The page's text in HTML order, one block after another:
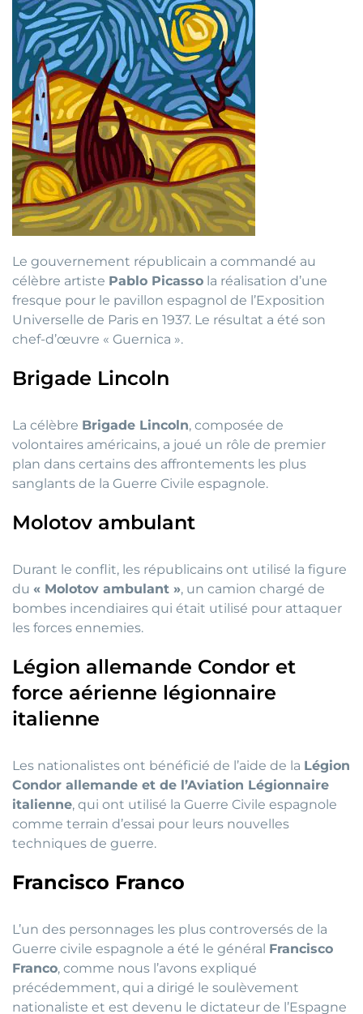
Le gouvernement républicain a commandé au
célèbre artiste Pablo Picasso la réalisation d’une
fresque pour le pavillon espagnol de l’Exposition
Universelle de Paris en 1937. Le résultat a été son
chef-d’œuvre « Guernica ».
Brigade Lincoln
La célèbre Brigade Lincoln, composée de
volontaires américains, a joué un rôle de premier
plan dans certains des affrontements les plus
sanglants de la Guerre Civile espagnole.
Molotov ambulant
Durant le conflit, les républicains ont utilisé la figure
du « Molotov ambulant », un camion chargé de
bombes incendiaires qui était utilisé pour attaquer
les forces ennemies.
Légion allemande Condor et
force aérienne légionnaire
italienne
Les nationalistes ont bénéficié de l’aide de la Légion
Condor allemande et de l’Aviation Légionnaire
italienne, qui ont utilisé la Guerre Civile espagnole
comme terrain d’essai pour leurs nouvelles
techniques de guerre.
Francisco Franco
L’un des personnages les plus controversés de la
Guerre civile espagnole a été le général Francisco
Franco, comme nous l’avons expliqué
précédemment, qui a dirigé le soulèvement
nationaliste et est devenu le dictateur de l’Espagne